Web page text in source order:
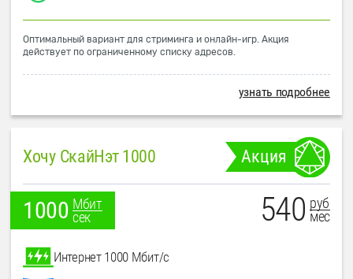
Оптимальный вариант для стриминга и онлайн-игр. Акция
действует по ограниченному списку адресов.
узнать подробнее
Хочу СкайНэт 1000 Акция
1000 Мбит
сек
540 руб
мес
Интернет 1000 Мбит/с